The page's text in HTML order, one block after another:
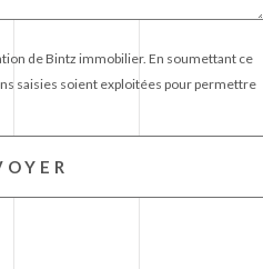
de Bintz immobilier. En soumettant ce
saisies soient exploitées pour permettre